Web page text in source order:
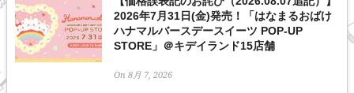
2026年7月31日(金)発売！「はなまるおばけ
ハナマルバースデースイーツ POP-UP
STORE」＠キデイランド15店舗
On 8月 7, 2026